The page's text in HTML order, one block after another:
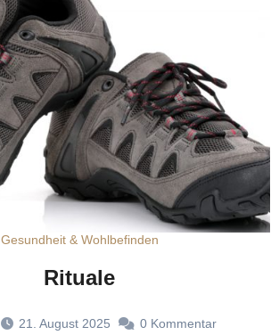
Gesundheit & Wohlbefinden
Rituale
21. August 2025 0 Kommentar